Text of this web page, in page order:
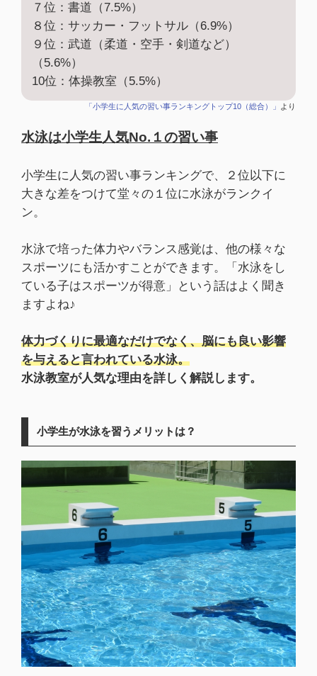
７位：書道（7.5%）
８位：サッカー・フットサル（6.9%）
９位：武道（柔道・空手・剣道など）
（5.6%）
10位：体操教室（5.5%）
「小学生に人気の習い事ランキングトップ10（総合）」 より
水泳は小学生人気No.１の習い事
小学生に人気の習い事ランキングで、２位以下に
大きな差をつけて堂々の１位に水泳がランクイ
ン。
水泳で培った体力やバランス感覚は、他の様々な
スポーツにも活かすことができます。「水泳をし
ている子はスポーツが得意」という話はよく聞き
ますよね♪
体力づくりに最適なだけでなく、脳にも良い影響
を与えると言われている水泳。
水泳教室が人気な理由を詳しく解説します。
小学生が水泳を習うメリットは？